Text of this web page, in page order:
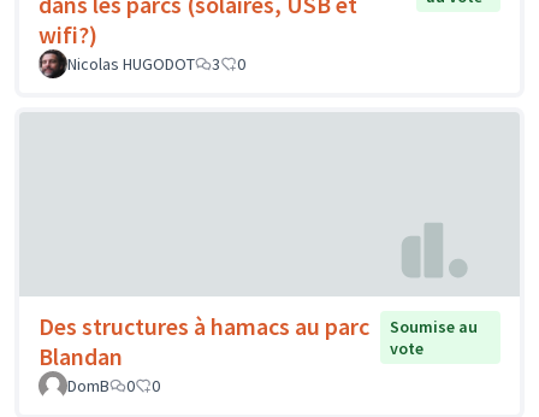
wifi?)
Nicolas HUGODOT 3 0
Des structures à hamacs au parc
Blandan
Soumise au
vote
DomB
0 0